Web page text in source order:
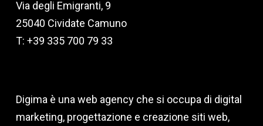
Via degli Emigranti, 9
25040 Cividate Camuno
T: +39 335 700 79 33
Digima è una web agency che si occupa di digital
marketing, progettazione e creazione siti web,